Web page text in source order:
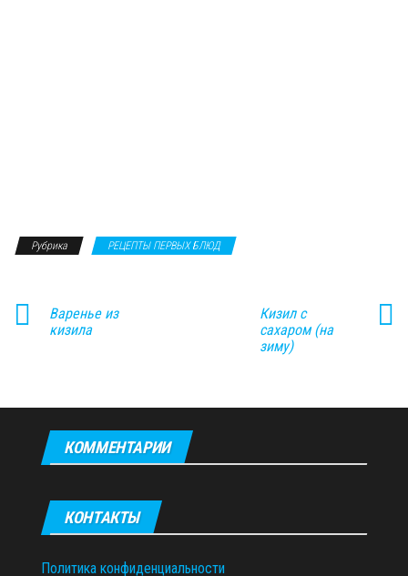
Рубрика РЕЦЕПТЫ ПЕРВЫХ БЛЮД
Варенье из
кизила
Кизил с
сахаром (на
зиму)
КОММЕНТАРИИ
КОНТАКТЫ
Политика конфиденциальности